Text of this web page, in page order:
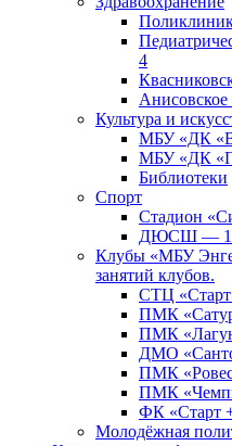
4
Анисовское
Культура и
МБУ «ДК
МБУ «ДК
Библиотеки
Спорт
Стадион
ДЮСШ — 1
Клубы «МБУ
занятий клубов.
СТЦ
ПМК
ПМК
ДМО
ПМК
ПМК
ФК «Старт
Молодёжная